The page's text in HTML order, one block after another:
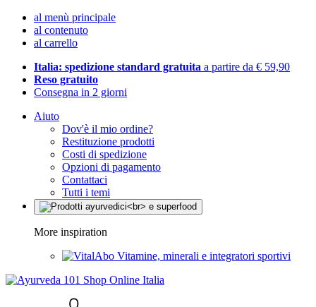
al menù principale
al contenuto
al carrello
Italia: spedizione standard gratuita a partire da € 59,90
Reso gratuito
Consegna in 2 giorni
Aiuto
Dov'è il mio ordine?
Restituzione prodotti
Costi di spedizione
Opzioni di pagamento
Contattaci
Tutti i temi
More inspiration
Vitamine, minerali e integratori sportivi